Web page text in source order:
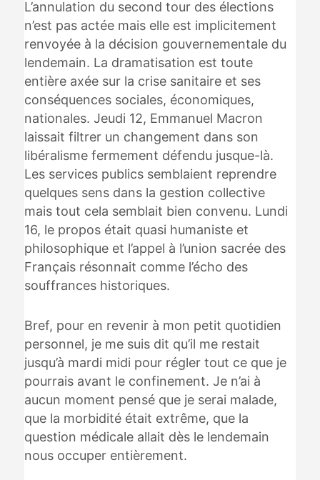
L’annulation du second tour des élections
n’est pas actée mais elle est implicitement
renvoyée à la décision gouvernementale du
lendemain. La dramatisation est toute
entière axée sur la crise sanitaire et ses
conséquences sociales, économiques,
nationales. Jeudi 12, Emmanuel Macron
laissait filtrer un changement dans son
libéralisme fermement défendu jusque-là.
Les services publics semblaient reprendre
quelques sens dans la gestion collective
mais tout cela semblait bien convenu. Lundi
16, le propos était quasi humaniste et
philosophique et l’appel à l’union sacrée des
Français résonnait comme l’écho des
souffrances historiques.
Bref, pour en revenir à mon petit quotidien
personnel, je me suis dit qu’il me restait
jusqu’à mardi midi pour régler tout ce que je
pourrais avant le confinement. Je n’ai à
aucun moment pensé que je serai malade,
que la morbidité était extrême, que la
question médicale allait dès le lendemain
nous occuper entièrement.